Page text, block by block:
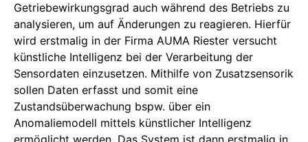
Home
Home
Home
首页
Getriebewirkungsgrad auch während des Betriebs zu
analysieren, um auf Änderungen zu reagieren. Hierfür
wird erstmalig in der Firma AUMA Riester versucht
künstliche Intelligenz bei der Verarbeitung der
Sensordaten einzusetzen. Mithilfe von Zusatzsensorik
sollen Daten erfasst und somit eine
Zustandsüberwachung bspw. über ein
Anomaliemodell mittels künstlicher Intelligenz
ermöglicht werden. Das System ist dann erstmalig in